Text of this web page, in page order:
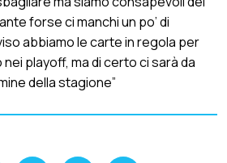
forse ci manchi un po’ di
abbiamo le carte in regola per
playoff, ma di certo ci sarà da
della stagione”